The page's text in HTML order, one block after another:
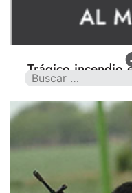
incendio en